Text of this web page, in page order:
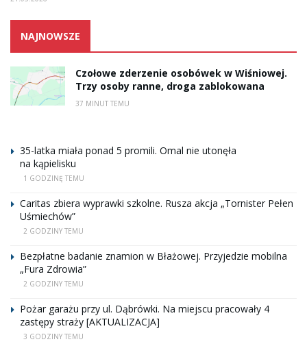
NAJNOWSZE
Czołowe zderzenie osobówek w Wiśniowej.
Trzy osoby ranne, droga zablokowana
37 MINUT TEMU
35-latka miała ponad 5 promili. Omal nie utonęła
na kąpielisku
1 GODZINĘ TEMU
Caritas zbiera wyprawki szkolne. Rusza akcja „Tornister Pełen
Uśmiechów”
2 GODZINY TEMU
Bezpłatne badanie znamion w Błażowej. Przyjedzie mobilna
„Fura Zdrowia”
2 GODZINY TEMU
Pożar garażu przy ul. Dąbrówki. Na miejscu pracowały 4
zastępy straży [AKTUALIZACJA]
3 GODZINY TEMU